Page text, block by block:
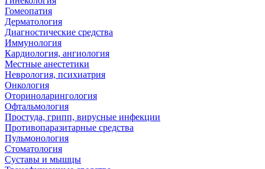
Гомеопатия
Дерматология
Диагностические средства
Иммунология
Кардиология, ангиология
Местные анестетики
Неврология, психиатрия
Онкология
Оториноларингология
Офтальмология
Простуда, грипп, вирусные инфекции
Противопаразитарные средства
Пульмонология
Стоматология
Суставы и мышцы